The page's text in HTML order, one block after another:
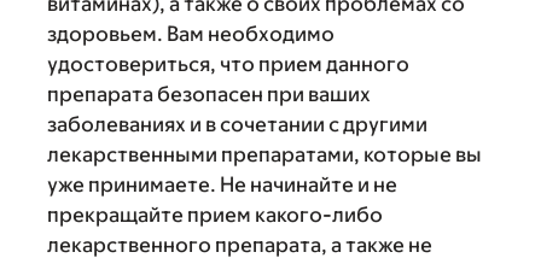
здоровьем. Вам необходимо
удостовериться, что прием данного
препарата безопасен при ваших
заболеваниях и в сочетании с другими
лекарственными препаратами, которые вы
уже принимаете. Не начинайте и не
прекращайте прием какого-либо
лекарственного препарата, а также не